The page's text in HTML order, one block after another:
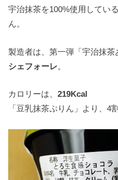
宇治抹茶を100%使用してい
ん。
製造者は、第一弾「宇治抹茶
シェフォーレ。
カロリーは、219Kcal
「豆乳抹茶ぷりん」より、4